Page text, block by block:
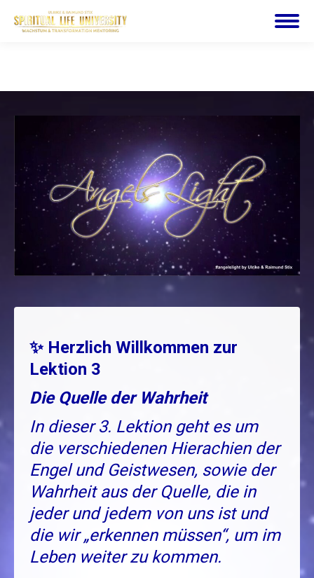
✨ Herzlich Willkommen zur
Lektion 3
Die Quelle der Wahrheit
In dieser 3. Lektion geht es um
die verschiedenen Hierachien der
Engel und Geistwesen, sowie der
Wahrheit aus der Quelle, die in
jeder und jedem von uns ist und
die wir „erkennen müssen“, um im
Leben weiter zu kommen.